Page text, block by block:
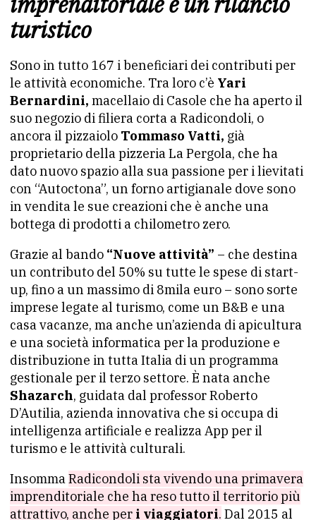
turistico
Sono in tutto 167 i beneficiari dei contributi per
le attività economiche. Tra loro c’è Yari
Bernardini, macellaio di Casole che ha aperto il
suo negozio di filiera corta a Radicondoli, o
ancora il pizzaiolo Tommaso Vatti, già
proprietario della pizzeria La Pergola, che ha
dato nuovo spazio alla sua passione per i lievitati
con “Autoctona”, un forno artigianale dove sono
in vendita le sue creazioni che è anche una
bottega di prodotti a chilometro zero.
Grazie al bando “Nuove attività” – che destina
un contributo del 50% su tutte le spese di start-
up, fino a un massimo di 8mila euro – sono sorte
imprese legate al turismo, come un B&B e una
casa vacanze, ma anche un’azienda di apicultura
e una società informatica per la produzione e
distribuzione in tutta Italia di un programma
gestionale per il terzo settore. È nata anche
Shazarch, guidata dal professor Roberto
D’Autilia, azienda innovativa che si occupa di
intelligenza artificiale e realizza App per il
turismo e le attività culturali.
InsommaRadicondoli sta vivendo una primavera
imprenditoriale che ha reso tutto il territorio più
attrattivo, anche per i viaggiatori. Dal 2015 al